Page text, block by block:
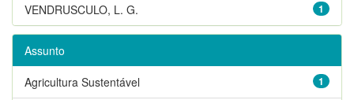
1
VENDRUSCULO, L. G.
Assunto
1
Agricultura Sustentável